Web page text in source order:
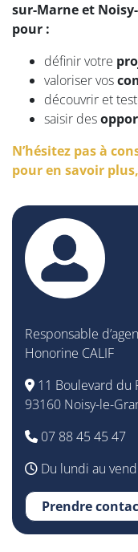
sur-Marne et
pour :
définir votre
valoriser vos
découvrir et
saisir des
N’hésitez pas à
pour en savoir
Responsable
Honorine CALIF
11 Boulevard du
93160 Noisy-le-
07 88 45 45 47
Du lundi au
Prendre